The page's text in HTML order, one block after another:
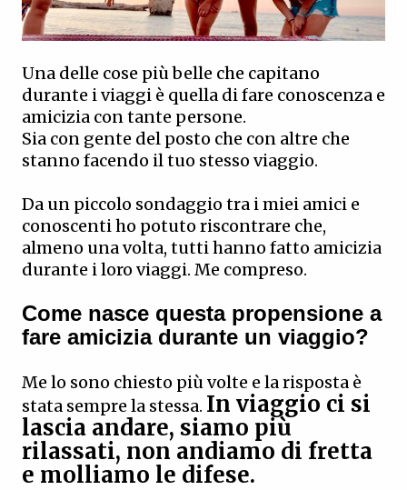
Una delle cose più belle che capitano
durante i viaggi è quella di fare conoscenza e
amicizia con tante persone.
Sia con gente del posto che con altre che
stanno facendo il tuo stesso viaggio.
Da un piccolo sondaggio tra i miei amici e
conoscenti ho potuto riscontrare che,
almeno una volta, tutti hanno fatto amicizia
durante i loro viaggi. Me compreso.
Come nasce questa propensione a
fare amicizia durante un viaggio?
Me lo sono chiesto più volte e la risposta è
stata sempre la stessa. In viaggio ci si
lascia andare, siamo più
rilassati, non andiamo di fretta
e molliamo le difese.